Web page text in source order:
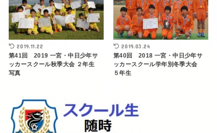
2019.11.22
第41回 2019 一宮・中日少年サ
ッカースクール秋季大会 ２年生
写真
2019.03.24
第40回 2018 一宮・中日少年サ
ッカースクール学年別冬季大会
５年生